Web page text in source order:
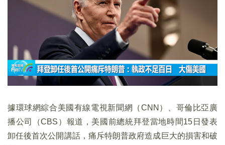
據環球網綜合美國有線電視新聞網（CNN）、哥倫比亞廣
播公司（CBS）報道，美國前總統拜登當地時間15日發表
卸任後首次公開講話，痛斥特朗普政府造成巨大的損害和破